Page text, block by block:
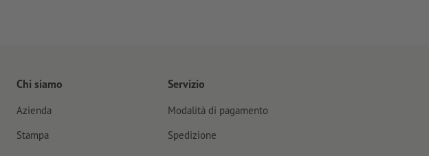
Chi siamo
Azienda
Stampa
Servizio
Modalità di pagamento
Spedizione